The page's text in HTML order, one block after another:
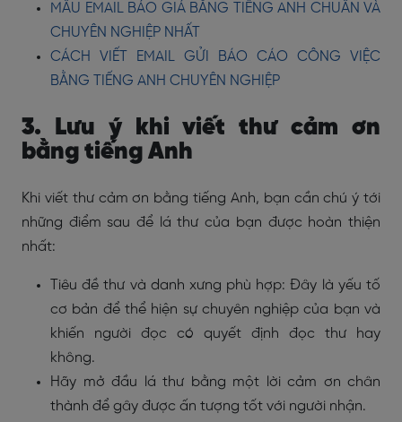
MẪU EMAIL BÁO GIÁ BẰNG TIẾNG ANH CHUẨN VÀ
CHUYÊN NGHIỆP NHẤT
CÁCH VIẾT EMAIL GỬI BÁO CÁO CÔNG VIỆC
BẰNG TIẾNG ANH CHUYÊN NGHIỆP
3. Lưu ý khi viết thư cảm ơn
bằng tiếng Anh
Khi viết thư cảm ơn bằng tiếng Anh, bạn cần chú ý tới
những điểm sau để lá thư của bạn được hoàn thiện
nhất:
Tiêu đề thư và danh xưng phù hợp: Đây là yếu tố
cơ bản để thể hiện sự chuyên nghiệp của bạn và
khiến người đọc có quyết định đọc thư hay
không.
Hãy mở đầu lá thư bằng một lời cảm ơn chân
thành để gây được ấn tượng tốt với người nhận.